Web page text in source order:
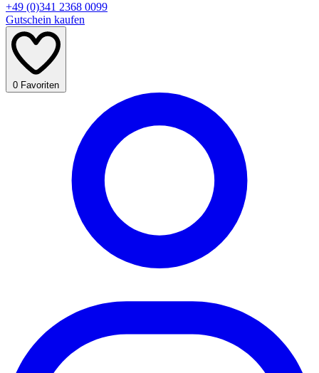
+49 (0)341 2368 0099
Gutschein kaufen
0 Favoriten